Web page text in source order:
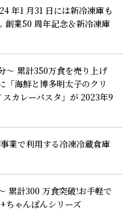
年1 月31 日には新冷凍庫も
創業50 周年記念＆新冷凍庫
～ 累計350万食を売り上げ
「海鮮と博多明太子のクリ
カレーパスタ」が 2023年9
業で利用する冷凍冷蔵倉庫
累計300 万食突破!お手軽で
ちゃんぽんシリーズ